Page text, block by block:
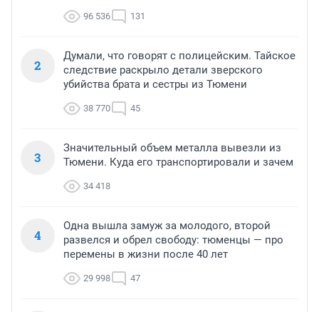
96 536 131
2
Думали, что говорят с полицейским. Тайское
следствие раскрыло детали зверского
убийства брата и сестры из Тюмени
38 770 45
3
Значительный объем металла вывезли из
Тюмени. Куда его транспортировали и зачем
34 418
4
Одна вышла замуж за молодого, второй
развелся и обрел свободу: тюменцы — про
перемены в жизни после 40 лет
29 998 47